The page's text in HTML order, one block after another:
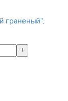
граненый",
+